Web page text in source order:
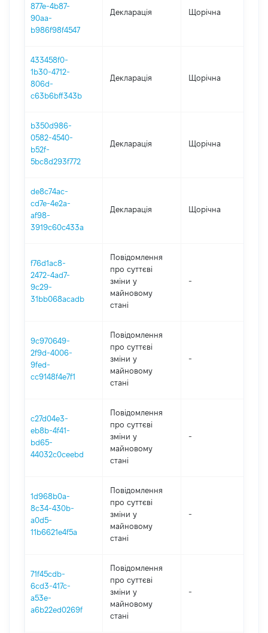
877e-4b87-
90aa-
b986f98f4547
Декларація Щорічна
433458f0-
1b30-4712-
806d-
c63b6bff343b
Декларація Щорічна
b350d986-
0582-4540-
b52f-
5bc8d293f772
Декларація Щорічна
de8c74ac-
cd7e-4e2a-
af98-
3919c60c433a
Декларація Щорічна
f76d1ac8-
2472-4ad7-
9c29-
31bb068acadb
Повідомлення
про суттєві
зміни y
майновому
стані
-
9c970649-
2f9d-4006-
9fed-
cc9148f4e7f1
Повідомлення
про суттєві
зміни y
майновому
стані
-
c27d04e3-
eb8b-4f41-
bd65-
44032c0ceebd
Повідомлення
про суттєві
зміни y
майновому
стані
-
1d968b0a-
8c34-430b-
a0d5-
11b6621e4f5a
Повідомлення
про суттєві
зміни y
майновому
стані
-
71f45cdb-
6cd3-417c-
a53e-
a6b22ed0269f
Повідомлення
про суттєві
зміни y
майновому
стані
-